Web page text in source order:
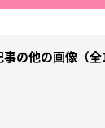
事の他の画像（全